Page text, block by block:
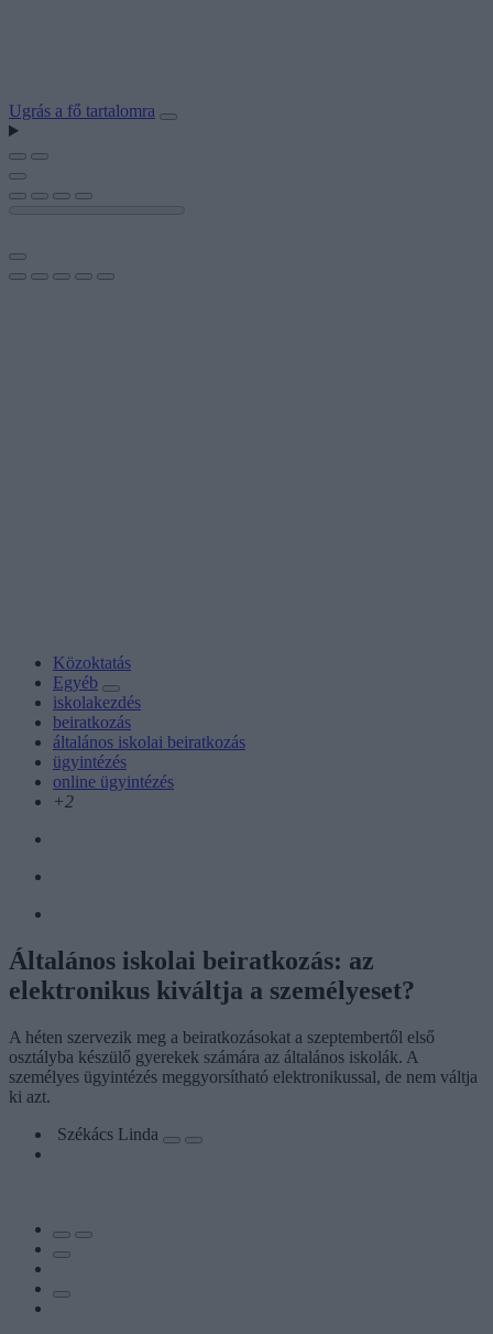
Ugrás a fő tartalomra
Közoktatás
Egyéb
iskolakezdés
beiratkozás
általános iskolai beiratkozás
ügyintézés
online ügyintézés
+2
Általános iskolai beiratkozás: az
elektronikus kiváltja a személyeset?
A héten szervezik meg a beiratkozásokat a szeptembertől első
osztályba készülő gyerekek számára az általános iskolák. A
személyes ügyintézés meggyorsítható elektronikussal, de nem váltja
ki azt.
Székács Linda